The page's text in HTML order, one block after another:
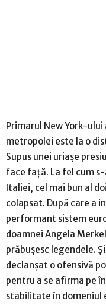
Primarul New York-
metropolei este la o
Supus unei uriașe
face față. La fel cum s-
Italiei, cel mai bun al
colapsat. După care a
performant sistem
doamnei Angela
prăbușesc legendele.
declanșat o ofensivă
pentru a se afirma pe
stabilitate în domeniul